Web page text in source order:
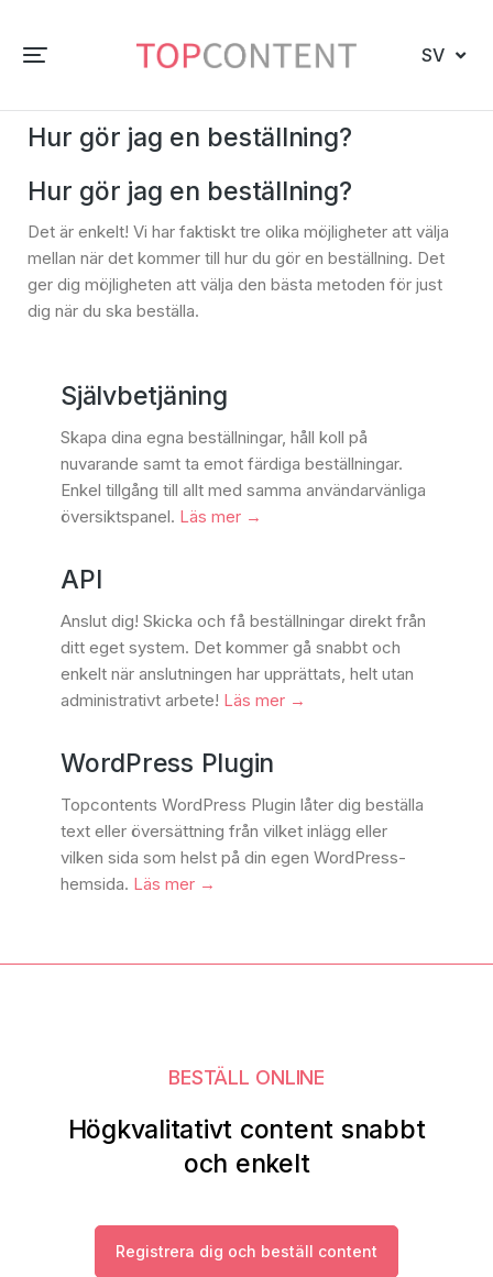
SV
Hur gör jag en beställning?
Hur gör jag en beställning?
Det är enkelt! Vi har faktiskt tre olika möjligheter att välja
mellan när det kommer till hur du gör en beställning. Det
ger dig möjligheten att välja den bästa metoden för just
dig när du ska beställa.
Självbetjäning
Skapa dina egna beställningar, håll koll på
nuvarande samt ta emot färdiga beställningar.
Enkel tillgång till allt med samma användarvänliga
översiktspanel. Läs mer →
API
Anslut dig! Skicka och få beställningar direkt från
ditt eget system. Det kommer gå snabbt och
enkelt när anslutningen har upprättats, helt utan
administrativt arbete! Läs mer →
WordPress Plugin
Topcontents WordPress Plugin låter dig beställa
text eller översättning från vilket inlägg eller
vilken sida som helst på din egen WordPress-
hemsida. Läs mer →
BESTÄLL ONLINE
Högkvalitativt content snabbt
och enkelt
Registrera dig och beställ content